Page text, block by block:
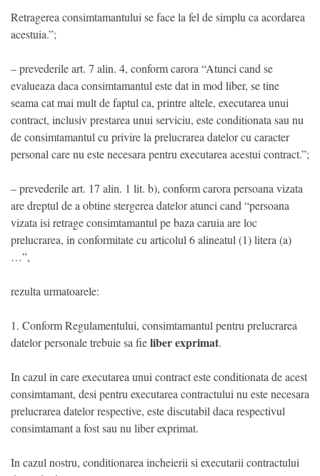
Retragerea consimtamantului se face la fel de simplu ca acordarea
acestuia.”;
– prevederile art. 7 alin. 4, conform carora “Atunci cand se
evalueaza daca consimtamantul este dat in mod liber, se tine
seama cat mai mult de faptul ca, printre altele, executarea unui
contract, inclusiv prestarea unui serviciu, este conditionata sau nu
de consimtamantul cu privire la prelucrarea datelor cu caracter
personal care nu este necesara pentru executarea acestui contract.”;
– prevederile art. 17 alin. 1 lit. b), conform carora persoana vizata
are dreptul de a obtine stergerea datelor atunci cand “persoana
vizata isi retrage consimtamantul pe baza caruia are loc
prelucrarea, in conformitate cu articolul 6 alineatul (1) litera (a)
…”,
rezulta urmatoarele:
1. Conform Regulamentului, consimtamantul pentru prelucrarea
datelor personale trebuie sa fieliber exprimat.
In cazul in care executarea unui contract este conditionata de acest
consimtamant, desi pentru executarea contractului nu este necesara
prelucrarea datelor respective, este discutabil daca respectivul
consimtamant a fost sau nu liber exprimat.
In cazul nostru, conditionarea incheierii si executarii contractului